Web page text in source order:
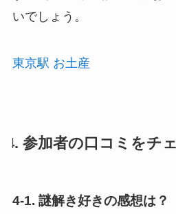
いでしょう。
東京駅 お土産
4. 参加者の口コミをチ
4-1. 謎解き好きの感想は？